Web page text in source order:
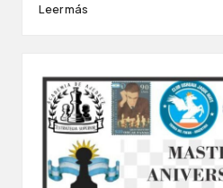
Leer más